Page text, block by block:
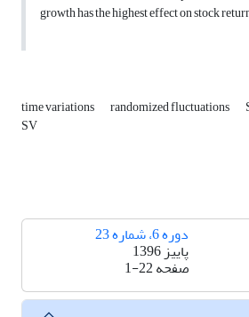
growth has the highest effect on stock
time variations randomized fluctuations
SV
دوره 6، شماره 23
پاییز 1396
صفحه1-22